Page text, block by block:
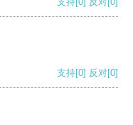
支持[0] 反对[0]